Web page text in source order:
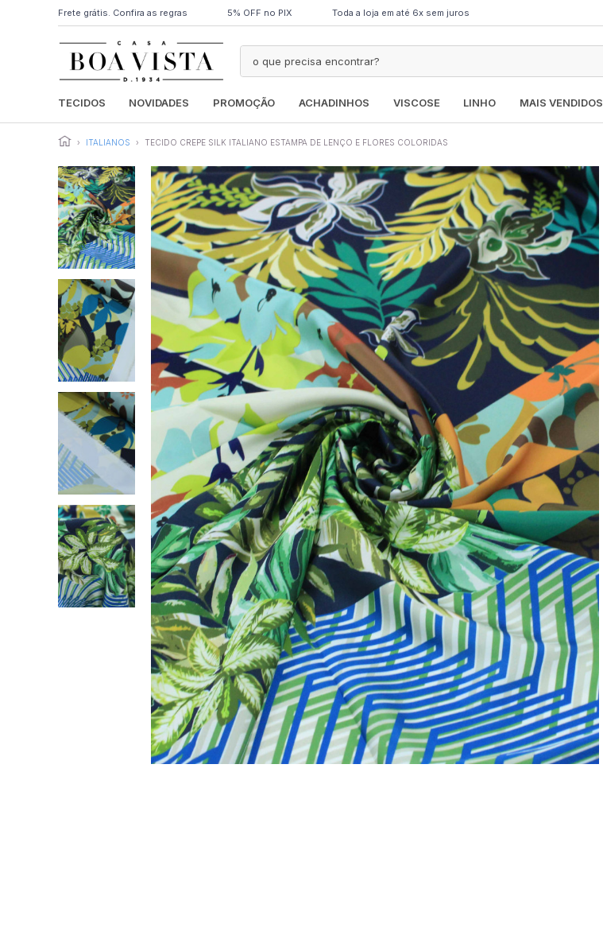
Frete grátis. Confira as regras 5% OFF no PIX Toda a loja em até 6x sem juros
TECIDOS NOVIDADES PROMOÇÃO ACHADINHOS VISCOSE LINHO MAIS VENDIDOS
› ITALIANOS › TECIDO CREPE SILK ITALIANO ESTAMPA DE LENÇO E FLORES COLORIDAS